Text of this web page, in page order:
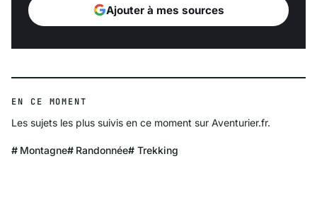
Ajouter à mes sources
EN CE MOMENT
Les sujets les plus suivis en ce moment sur Aventurier.fr.
Montagne Randonnée Trekking